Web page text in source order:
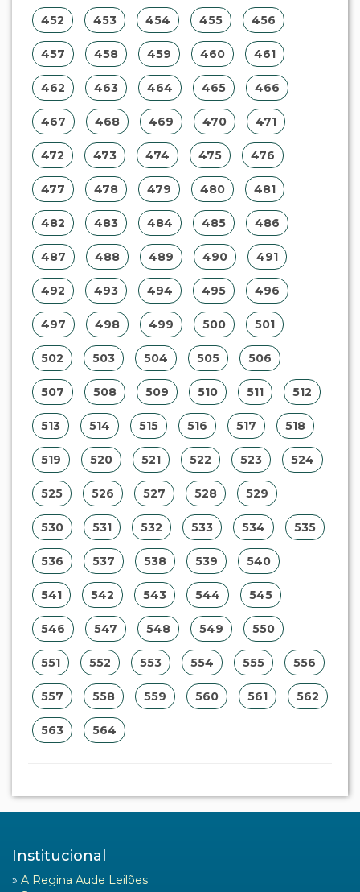
452 453 454 455 456
457 458 459 460 461
462 463 464 465 466
467 468 469 470 471
472 473 474 475 476
477 478 479 480 481
482 483 484 485 486
487 488 489 490 491
492 493 494 495 496
497 498 499 500 501
502 503 504 505 506
507 508 509 510 511 512
513 514 515 516 517 518
519 520 521 522 523 524
525 526 527 528 529
530 531 532 533 534 535
536 537 538 539 540
541 542 543 544 545
546 547 548 549 550
551 552 553 554 555 556
557 558 559 560 561 562
563 564
Institucional
» A Regina Aude Leilões